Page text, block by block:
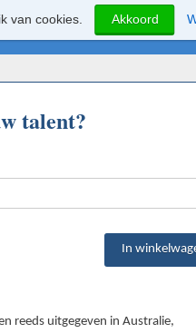
talent?
reeds uitgegeven in Australie,
van cookies. Akkoord